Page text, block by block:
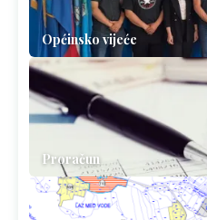
Općinsko vijeće
Proračun